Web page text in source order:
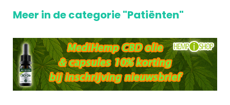
Meer in de categorie "Patiënten"